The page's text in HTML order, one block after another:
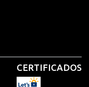
CERTIFICADOS